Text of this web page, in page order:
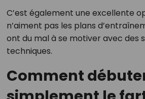
C’est également une excellente
n’aiment pas les plans
ont du mal à se motiver avec des
techniques.
Comment